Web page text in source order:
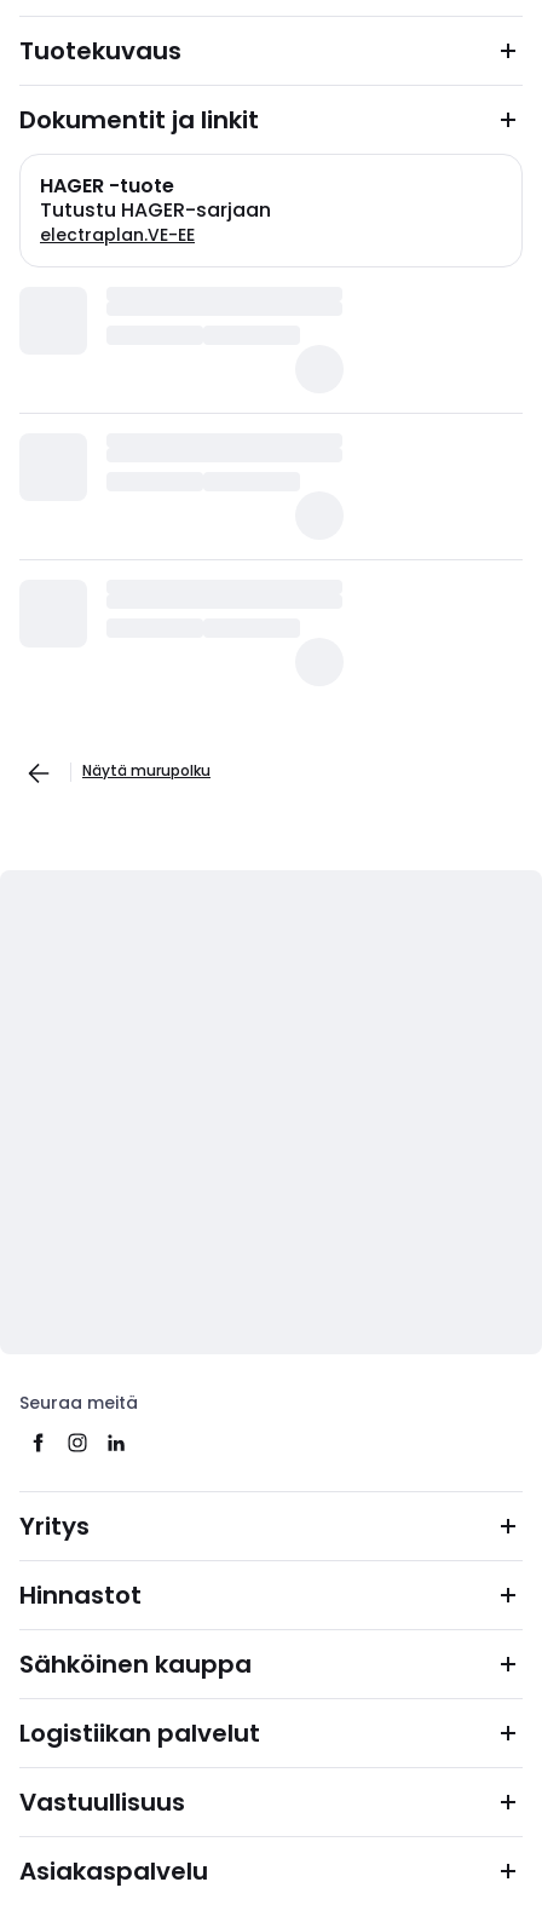
Tuotekuvaus
Dokumentit ja linkit
HAGER -tuote
Tutustu HAGER-sarjaan
electraplan.VE-EE
Näytä murupolku
Seuraa meitä
Yritys
Hinnastot
Sähköinen kauppa
Logistiikan palvelut
Vastuullisuus
Asiakaspalvelu